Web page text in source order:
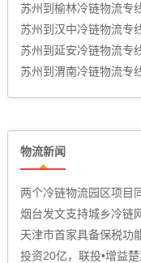
苏州到榆林冷链物流专
苏州到汉中冷链物流专
苏州到延安冷链物流专
苏州到渭南冷链物流专
物流新闻
两个冷链物流园区项目
烟台发文支持城乡冷链
天津市首家具备保税功
投资20亿，联投•增益